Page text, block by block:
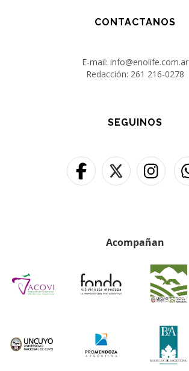
CONTACTANOS
E-mail: info@enolife.com.ar
Redacción: 261 216-0278
SEGUINOS
Acompañan